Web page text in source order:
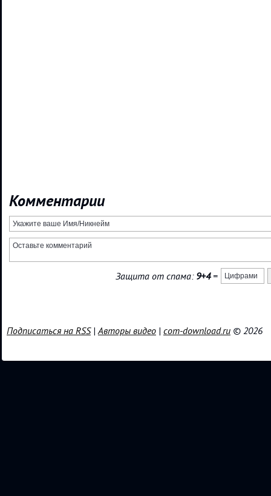
Комментарии
Защита от спама: 9+4=
Подписаться на RSS|Авторы видео | com-download.ru © 2026